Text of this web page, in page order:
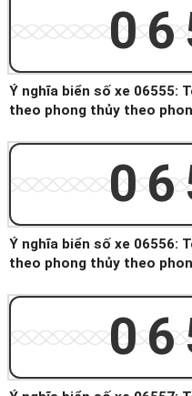
Ý nghĩa biển số xe 06555:
theo phong thủy theo
Ý nghĩa biển số xe 06556:
theo phong thủy theo